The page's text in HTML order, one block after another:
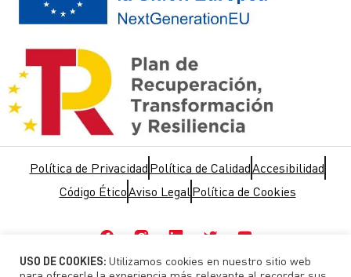
Política de Privacidad Política de CalidadAccesibilidad
Código ÉticoAviso LegalPolítica de Cookies
USO DE COOKIES: Utilizamos cookies en nuestro sitio web